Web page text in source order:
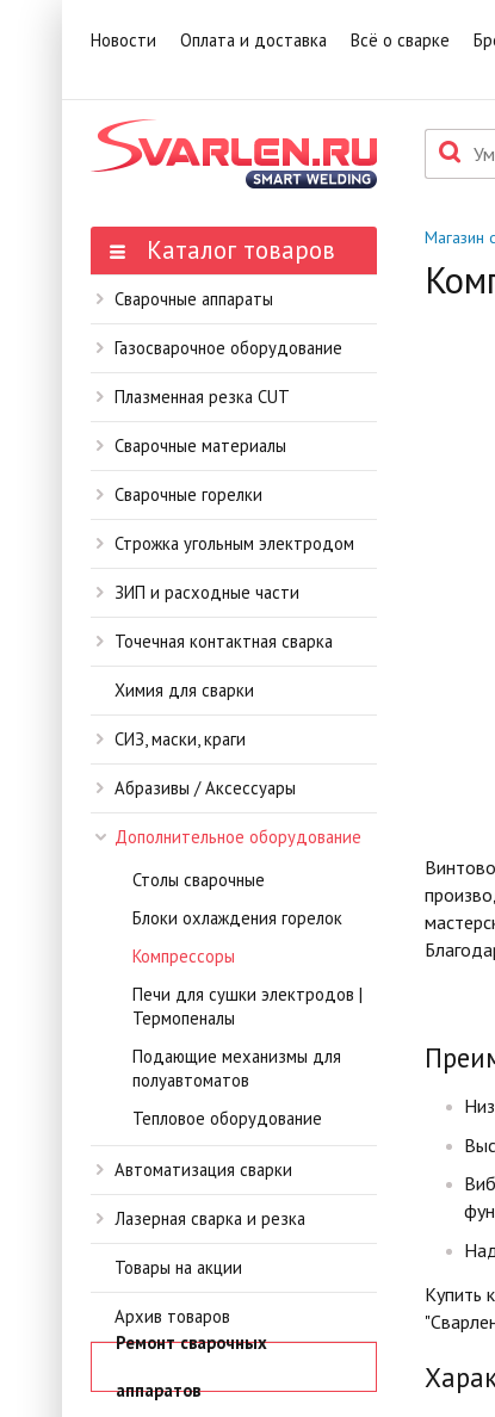
Новости Оплата и доставка Всё о сварке
Каталог товаров
Сварочные аппараты
Газосварочное оборудование
Плазменная резка CUT
Сварочные материалы
Сварочные горелки
Строжка угольным электродом
ЗИП и расходные части
Точечная контактная сварка
Химия для сварки
СИЗ, маски, краги
Абразивы / Аксессуары
Дополнительное оборудование
Столы сварочные
Блоки охлаждения горелок
Компрессоры
Печи для сушки электродов |
Термопеналы
Подающие механизмы для
полуавтоматов
Тепловое оборудование
Автоматизация сварки
Лазерная сварка и резка
Товары на акции
Архив товаров
Ремонт сварочных
аппаратов
Магазин
Купить